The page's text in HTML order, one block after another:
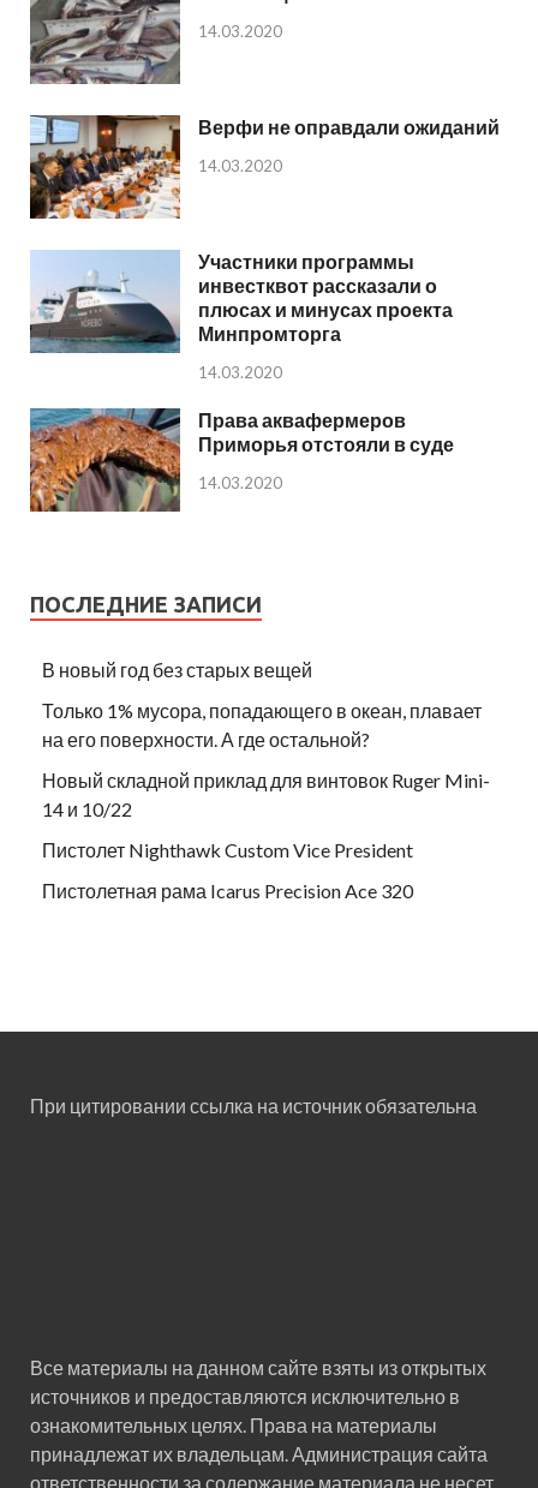
14.03.2020
Верфи не оправдали ожиданий
14.03.2020
Участники программы
инвестквот рассказали о
плюсах и минусах проекта
Минпромторга
14.03.2020
Права аквафермеров
Приморья отстояли в суде
14.03.2020
ПОСЛЕДНИЕ ЗАПИСИ
В новый год без старых вещей
Только 1% мусора, попадающего в океан, плавает
на его поверхности. А где остальной?
Новый складной приклад для винтовок Ruger Mini-
14 и 10/22
Пистолет Nighthawk Custom Vice President
Пистолетная рама Icarus Precision Ace 320
При цитировании ссылка на источник обязательна
Все материалы на данном сайте взяты из открытых
источников и предоставляются исключительно в
ознакомительных целях. Права на материалы
принадлежат их владельцам. Администрация сайта
ответственности за содержание материала не несет.